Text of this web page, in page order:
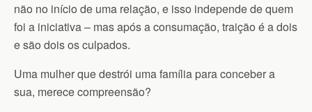
não no início de uma relação, e isso independe de quem
foi a iniciativa – mas após a consumação, traição é a dois
e são dois os culpados.
Uma mulher que destrói uma família para conceber a
sua, merece compreensão?